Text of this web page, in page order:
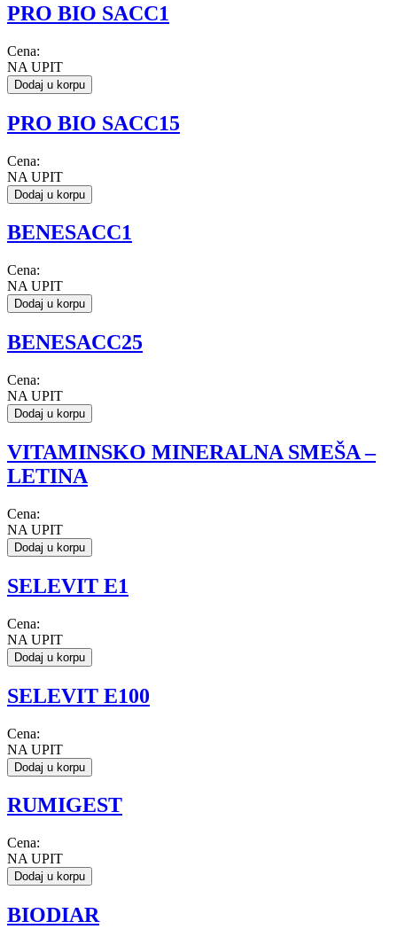
PRO BIO SACC1
Cena:
NA UPIT
Dodaj u korpu
PRO BIO SACC15
Cena:
NA UPIT
Dodaj u korpu
BENESACC1
Cena:
NA UPIT
Dodaj u korpu
BENESACC25
Cena:
NA UPIT
Dodaj u korpu
VITAMINSKO MINERALNA SMEŠA –
LETINA
Cena:
NA UPIT
Dodaj u korpu
SELEVIT E1
Cena:
NA UPIT
Dodaj u korpu
SELEVIT E100
Cena:
NA UPIT
Dodaj u korpu
RUMIGEST
Cena:
NA UPIT
Dodaj u korpu
BIODIAR